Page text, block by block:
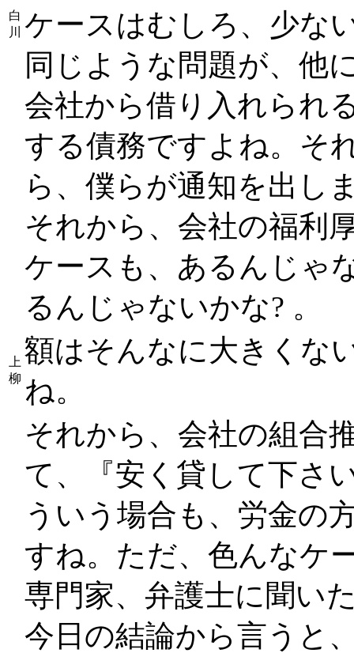
白
川
ケースはむしろ、少な
同じような問題が、他
会社から借り入れられ
する債務ですよね。そ
ら、僕らが通知を出し
それから、会社の福利
ケースも、あるんじゃ
るんじゃないかな? 。
上
柳
額はそんなに大きくな
ね。
それから、会社の組合
て、『安く貸して下さ
ういう場合も、労金の
すね。ただ、色んなケ
専門家、弁護士に聞い
今日の結論から言うと